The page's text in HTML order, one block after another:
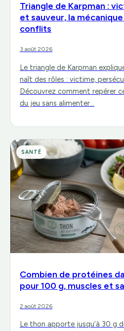
Triangle de Karpman :
et sauveur, la
conflits
3 août 2026
Le triangle de Karpman
naît des rôles : victime,
Découvrez comment repérer
du jeu sans alimenter…
SANTÉ
Combien de protéines
pour 100 g, muscles et
2 août 2026
Le thon apporte jusqu’à 30 g